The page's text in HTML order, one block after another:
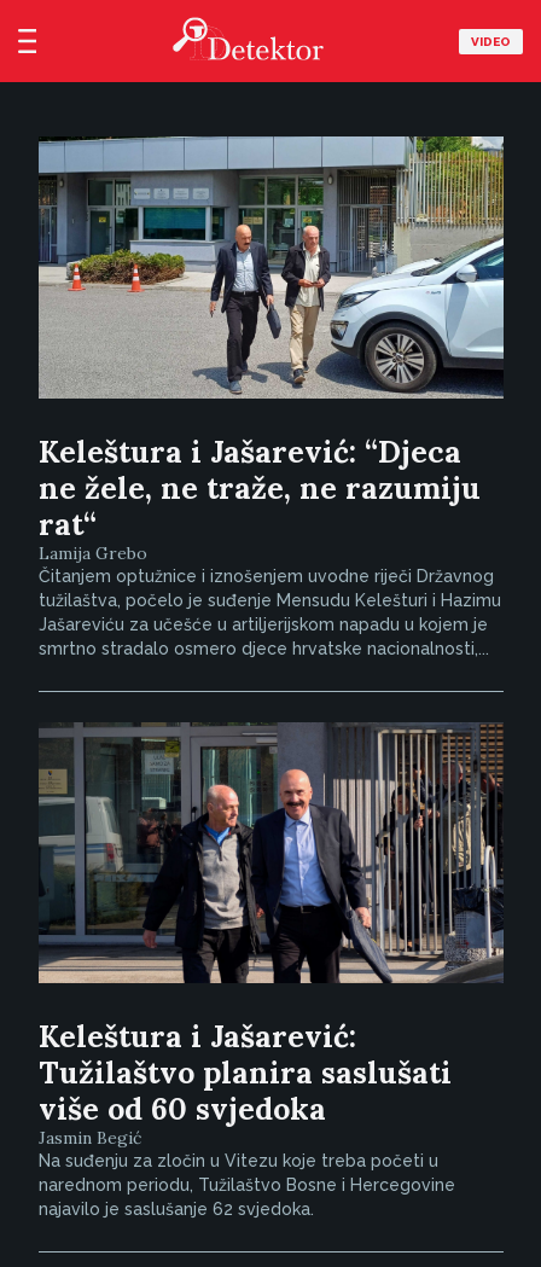
VIDEO
Keleštura i Jašarević: “Djeca
ne žele, ne traže, ne razumiju
rat“
Lamija Grebo
Čitanjem optužnice i iznošenjem uvodne riječi Državnog
tužilaštva, počelo je suđenje Mensudu Kelešturi i Hazimu
Jašareviću za učešće u artiljerijskom napadu u kojem je
smrtno stradalo osmero djece hrvatske nacionalnosti,...
Keleštura i Jašarević:
Tužilaštvo planira saslušati
više od 60 svjedoka
Jasmin Begić
Na suđenju za zločin u Vitezu koje treba početi u
narednom periodu, Tužilaštvo Bosne i Hercegovine
najavilo je saslušanje 62 svjedoka.